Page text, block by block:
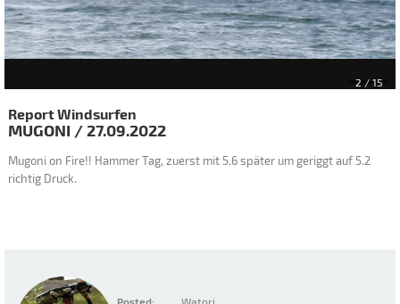
2 / 15
Posted:
Watori
Report Windsurfen
MUGONI / 27.09.2022
Mugoni on Fire!! Hammer Tag, zuerst mit 5.6 später um geriggt auf 5.2
richtig Druck.